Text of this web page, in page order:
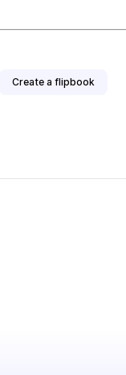
Create a flipbook